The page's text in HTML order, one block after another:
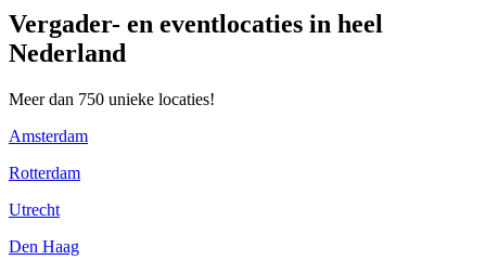
Vergader- en eventlocaties in heel
Nederland
Meer dan 750 unieke locaties!
Amsterdam
Rotterdam
Utrecht
Den Haag